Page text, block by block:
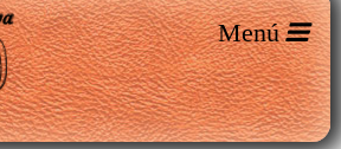
como ‘club